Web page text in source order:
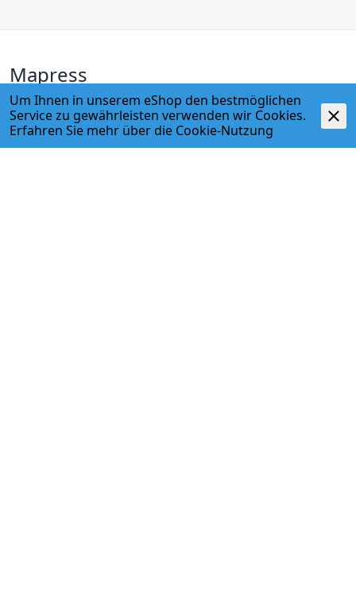
Mapress
Geberit Mapress
Um Ihnen in unserem eShop den bestmöglichen
Service zu gewährleisten verwenden wir Cookies.
Erfahren Sie mehr über die Cookie-Nutzung